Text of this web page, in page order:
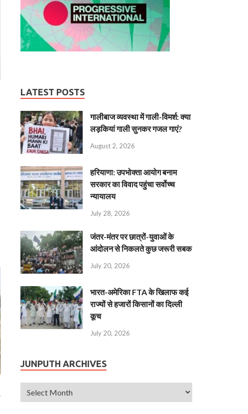
LATEST POSTS
गालीबाज व्‍यवस्‍था में गाली-विमर्श: क्या
लड़कियां गाली सुनकर गजल गाएं?
August 2, 2026
हरियाणा: उपभोक्ता आयोग बनाम
सरकार का विवाद पहुंचा सर्वोच्च
न्यायालय
July 28, 2026
जंतर-मंतर पर छात्रों-युवाओं के
आंदोलन से निकलते कुछ जरूरी सबक
July 20, 2026
भारत-अमेरिका FTA के खिलाफ कई
राज्यों से हजारों किसानों का दिल्ली
कूच
July 20, 2026
JUNPUTH ARCHIVES